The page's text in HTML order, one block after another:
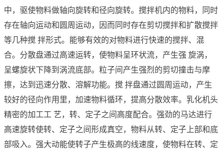
中，驱使物料做轴向旋转和径向旋转。搅拌机内的物料，同时
存在轴向运动和圆周运动，因而同时存在剪切搅拌和扩散搅拌
等几种搅 拌形式。能够有效的对物料进行快速的搅拌、混
合。分散盘通过高速运转，使物料呈环状流，产生强 旋涡，
呈螺旋状下降到涡流底部。粒子间产生强烈的剪切撞击与摩
擦，达到迅速分散、溶解功能。搅 拌盘通过圆周运动，产生
较好的径向作用里，加速物料循环，提高分散效率。乳化机头
精密的加工工 艺，转、定子之间高度配合。强劲的马达进行
高速旋转使转、定子之间形成真空，物料从转、定子上部和底
部吸入。强大动能使转子产生极高的线速度，使物料在转、定